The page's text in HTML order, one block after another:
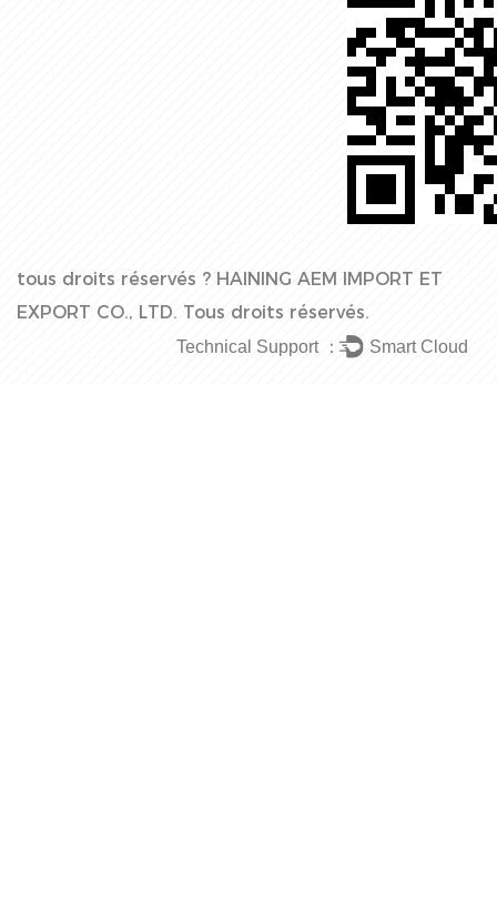
tous droits réservés ? HAINING AEM IMPORT ET
EXPORT CO., LTD. Tous droits réservés.
Technical Support ： Smart Cloud